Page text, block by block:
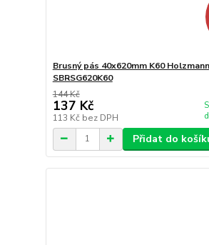
Brusný pás 40x620mm K60 Holzmann
SBRSG620K60
144 Kč
137 Kč
113 Kč bez DPH
Přidat do